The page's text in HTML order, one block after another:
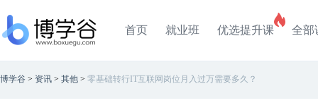
首页 就业班 优选提升课 全部
博学谷 > 资讯 > 其他 > 零基础转行IT互联网岗位月入过万需要多久？